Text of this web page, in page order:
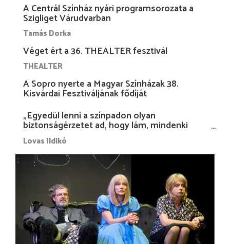
A Centrál Színház nyári programsorozata a
Szigliget Várudvarban
Tamás Dorka
Véget ért a 36. THEALTER fesztivál
THEALTER
A Sopro nyerte a Magyar Színházak 38.
Kisvárdai Fesztiváljának fődíját
„Egyedül lenni a színpadon olyan
biztonságérzetet ad, hogy lám, mindenki
más nélkül is megvagyok magammal…”
Lovas Ildikó